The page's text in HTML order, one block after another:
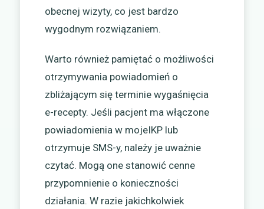
obecnej wizyty, co jest bardzo
wygodnym rozwiązaniem.
Warto również pamiętać o możliwości
otrzymywania powiadomień o
zbliżającym się terminie wygaśnięcia
e-recepty. Jeśli pacjent ma włączone
powiadomienia w mojeIKP lub
otrzymuje SMS-y, należy je uważnie
czytać. Mogą one stanowić cenne
przypomnienie o konieczności
działania. W razie jakichkolwiek